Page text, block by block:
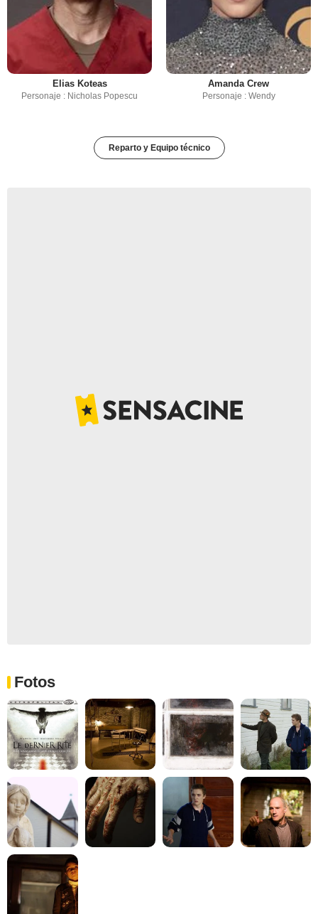
Elias Koteas
Personaje : Nicholas Popescu
Amanda Crew
Personaje : Wendy
Reparto y Equipo técnico
Fotos